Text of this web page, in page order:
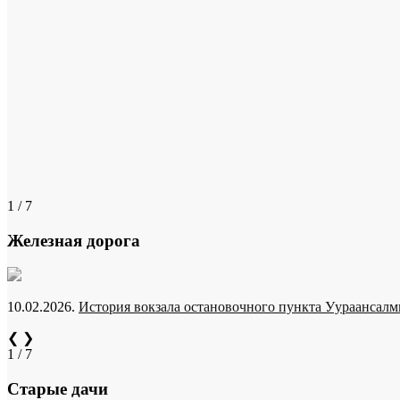
1 / 7
Железная дорога
10.02.2026. История вокзала остановочного пункта
❮ ❯
1 / 7
Старые дачи